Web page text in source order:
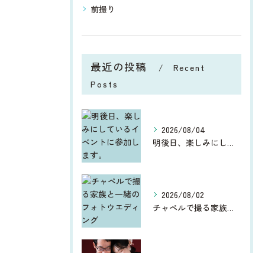
前撮り
最近の投稿
Recent
Posts
2026/08/04
明後日、楽しみにしているイベントに参加します。
2026/08/02
チャペルで撮る家族と一緒のフォトウエディング